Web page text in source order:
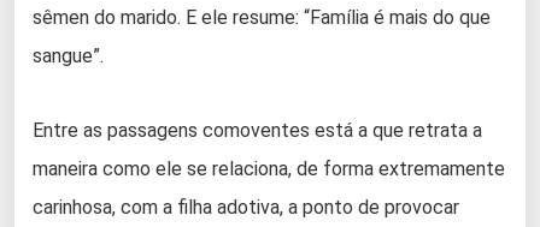
sêmen do marido. E ele resume: “Família é mais do que
sangue”.
Entre as passagens comoventes está a que retrata a
maneira como ele se relaciona, de forma extremamente
carinhosa, com a filha adotiva, a ponto de provocar